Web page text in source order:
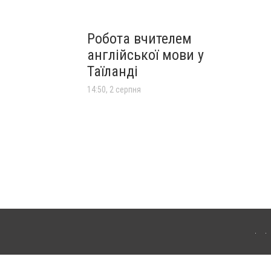
Робота вчителем
англійської мови у
Таїланді
14:50, 2 серпня